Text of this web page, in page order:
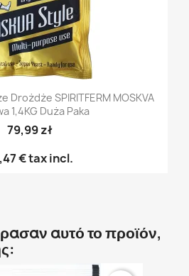
SPIRITFERM MOSKVA
1,4KG Duża Paka
79,99 zł
€tax incl.
αυτό το προϊόν,